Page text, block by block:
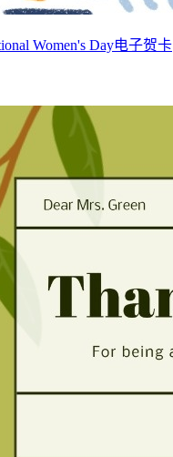
Women's Day电子贺卡